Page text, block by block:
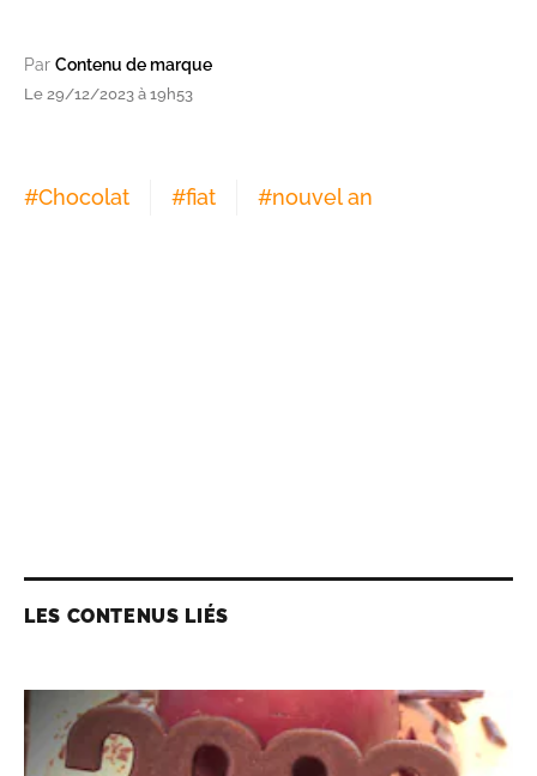
Par Contenu de marque
Le 29/12/2023 à 19h53
#Chocolat #fiat #nouvel an
LES CONTENUS LIÉS